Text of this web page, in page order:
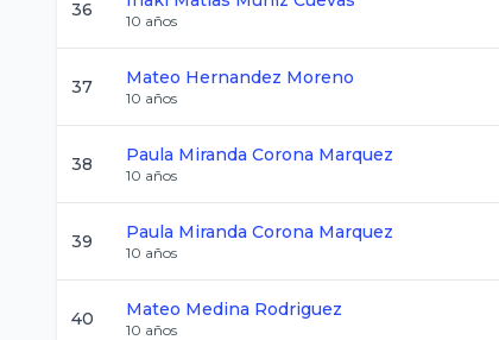
36
10 años
37 Mateo Hernandez Moreno
10 años
38 Paula Miranda Corona Marquez
10 años
39 Paula Miranda Corona Marquez
10 años
40 Mateo Medina Rodriguez
10 años